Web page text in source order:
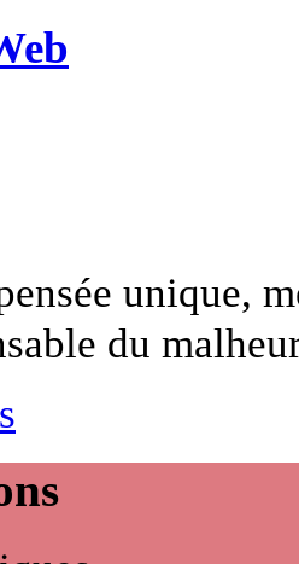
unique,
du